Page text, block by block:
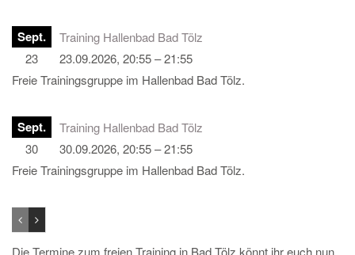
Sept.
23
Training Hallenbad Bad Tölz
23.09.2026, 20:55 – 21:55
Freie Trainingsgruppe im Hallenbad Bad Tölz.
Sept.
30
Training Hallenbad Bad Tölz
30.09.2026, 20:55 – 21:55
Freie Trainingsgruppe im Hallenbad Bad Tölz.
Die Termine zum freien Training in Bad Tölz könnt ihr euch nun